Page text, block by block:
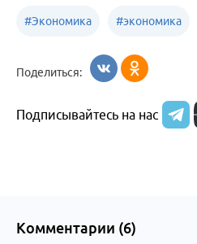
#Экономика #экономика
Алтайский
край
Поделиться:
Подписывайтесь на нас
Комментарии (6)